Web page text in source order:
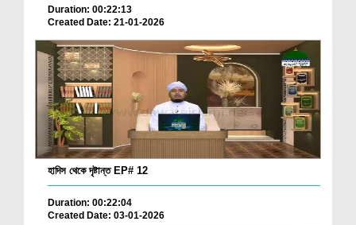
Duration: 00:22:13
Created Date: 21-01-2026
হাদিস থেকে দৃষ্টান্ত EP# 12
Duration: 00:22:04
Created Date: 03-01-2026